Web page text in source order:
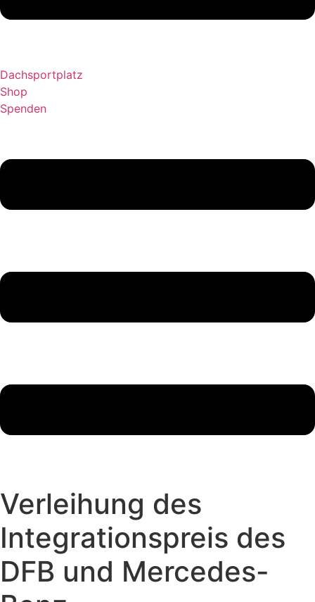
Dachsportplatz
Shop
Spenden
Verleihung des
Integrationspreis des
DFB und Mercedes-